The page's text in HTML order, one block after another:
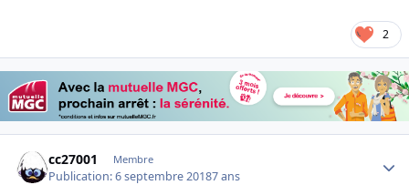
2
cc27001 Membre
Publication:6 septembre 20187 ans